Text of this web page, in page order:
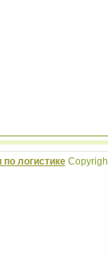
логистике